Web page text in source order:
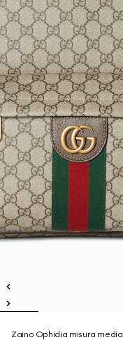
Zaino Ophidia misura media